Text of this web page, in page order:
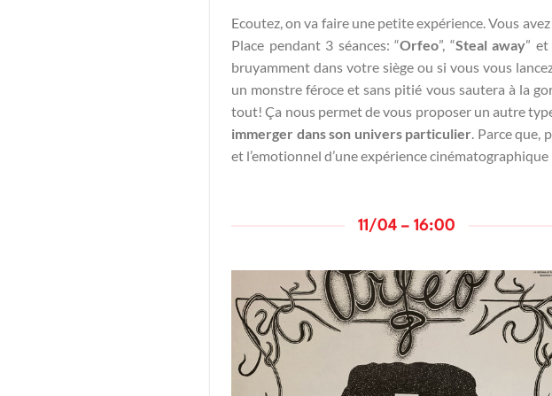
Ecoutez, on va faire une petite expérience. Vous
Place pendant 3 séances: “Orfeo”, “Steal away” et
bruyamment dans votre siège ou si vous vous
un monstre féroce et sans pitié vous sautera à la
tout! Ça nous permet de vous proposer un autre
immerger dans son univers particulier. Parce que,
et l’emotionnel d’une expérience
11/04 – 16:00